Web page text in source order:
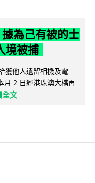
為己有被的士
境被捕
獲他人遺留相機及電
月 2 日經港珠澳大橋再
全文